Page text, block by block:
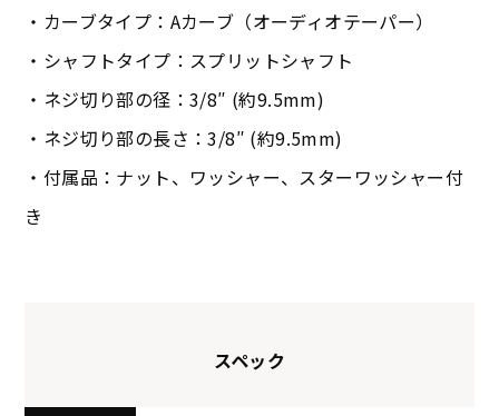
・カーブタイプ：Aカーブ（オーディオテーパー）
・シャフトタイプ：スプリットシャフト
・ネジ切り部の径：3/8″ (約9.5mm)
・ネジ切り部の長さ：3/8″ (約9.5mm)
・付属品：ナット、ワッシャー、スターワッシャー付
き
スペック